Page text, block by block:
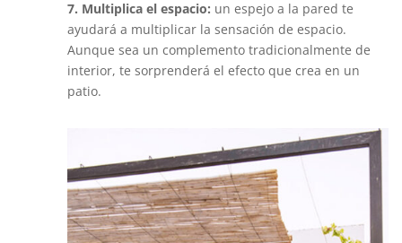
7. Multiplica el espacio: un espejo a la pared te
ayudará a multiplicar la sensación de espacio.
Aunque sea un complemento tradicionalmente de
interior, te sorprenderá el efecto que crea en un
patio.